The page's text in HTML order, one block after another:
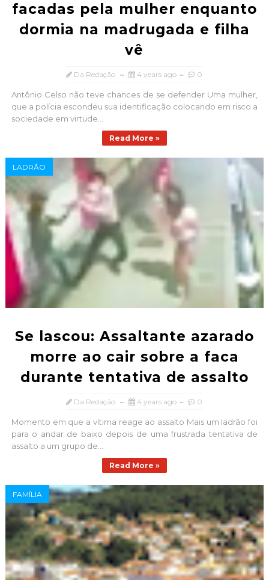
facadas pela mulher enquanto
dormia na madrugada e filha
vê
Da Redação 4 years ago 0
Antônio Celso não teve chances de se defender Uma mulher,
que a polícia escondeu sua identificação colocando em risco a
sociedade em virtude...
Read More »
LADRÃO
Se lascou: Assaltante azarado
morre ao cair sobre a faca
durante tentativa de assalto
Da Redação 4 years ago 0
Momento em que a vítima reage ao assalto Mais um ladrão foi
para o andar de baixo depois de uma frustrada tentativa de
assalto a um grupo de...
Read More »
FAMÍLIA